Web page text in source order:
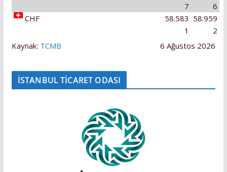
6
7
CHF
58.959
2
58.583
1
Kaynak: TCMB 6 Ağustos 2026
İSTANBUL TİCARET ODASI